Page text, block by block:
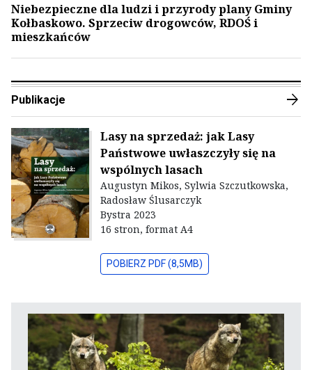
Niebezpieczne dla ludzi i przyrody plany Gminy
Kołbaskowo. Sprzeciw drogowców, RDOŚ i
mieszkańców
Publikacje arrow_forward
Lasy na sprzedaż: jak Lasy
Państwowe uwłaszczyły się na
wspólnych lasach
Augustyn Mikos, Sylwia Szczutkowska,
Radosław Ślusarczyk
Bystra 2023
16 stron, format A4
POBIERZ PDF (8,5MB)